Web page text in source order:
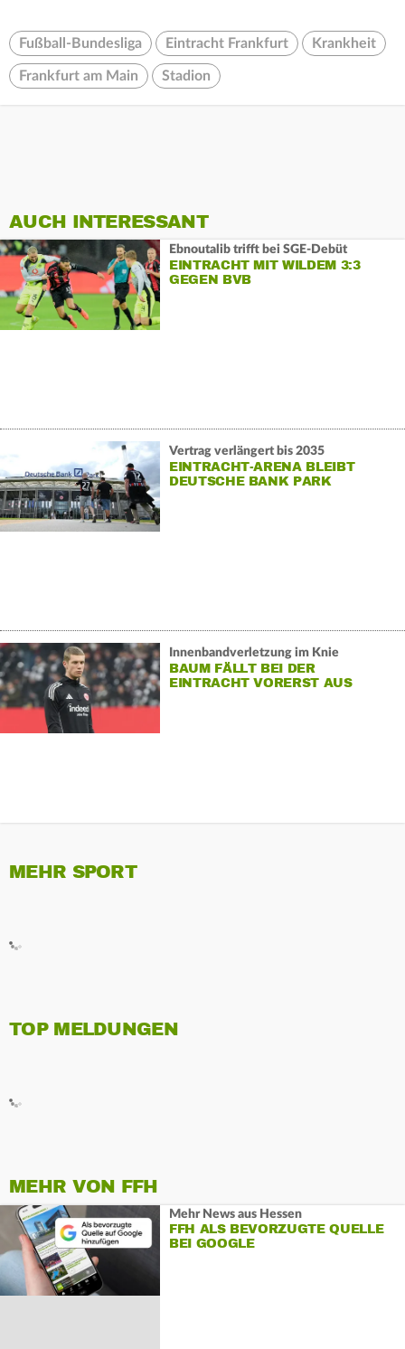
Fußball-Bundesliga Eintracht Frankfurt Krankheit
Frankfurt am Main Stadion
AUCH INTERESSANT
Ebnoutalib trifft bei SGE-Debüt
EINTRACHT MIT WILDEM 3:3
GEGEN BVB
Vertrag verlängert bis 2035
EINTRACHT-ARENA BLEIBT
DEUTSCHE BANK PARK
Innenbandverletzung im Knie
BAUM FÄLLT BEI DER
EINTRACHT VORERST AUS
MEHR SPORT
TOP MELDUNGEN
MEHR VON FFH
Mehr News aus Hessen
FFH ALS BEVORZUGTE QUELLE
BEI GOOGLE